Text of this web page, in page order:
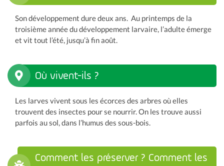
Son développement dure deux ans. Au printemps de la
troisième année du développement larvaire, l’adulte émerge
et vit tout l’été, jusqu’à fin août.
Où vivent-ils ?
Les larves vivent sous les écorces des arbres où elles
trouvent des insectes pour se nourrir. On les trouve aussi
parfois au sol, dans l’humus des sous-bois.
Comment les préserver ? Comment les